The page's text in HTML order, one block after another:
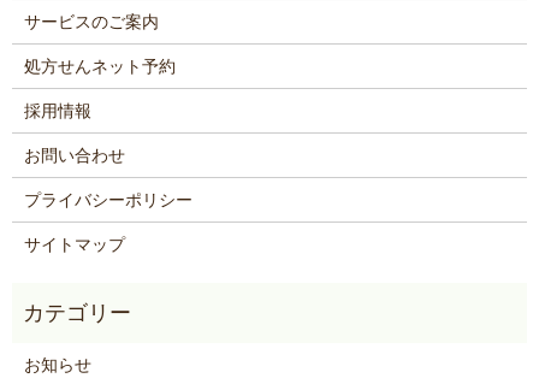
サービスのご案内
処方せんネット予約
採用情報
お問い合わせ
プライバシーポリシー
サイトマップ
お知らせ